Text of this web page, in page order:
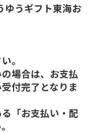
うギフト東海お
。
場合は、お支払
付完了となりま
「お支払い・配